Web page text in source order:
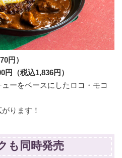
円）
（税込1,836円）
ーをベースにしたロコ・モコ
ります！
も同時発売